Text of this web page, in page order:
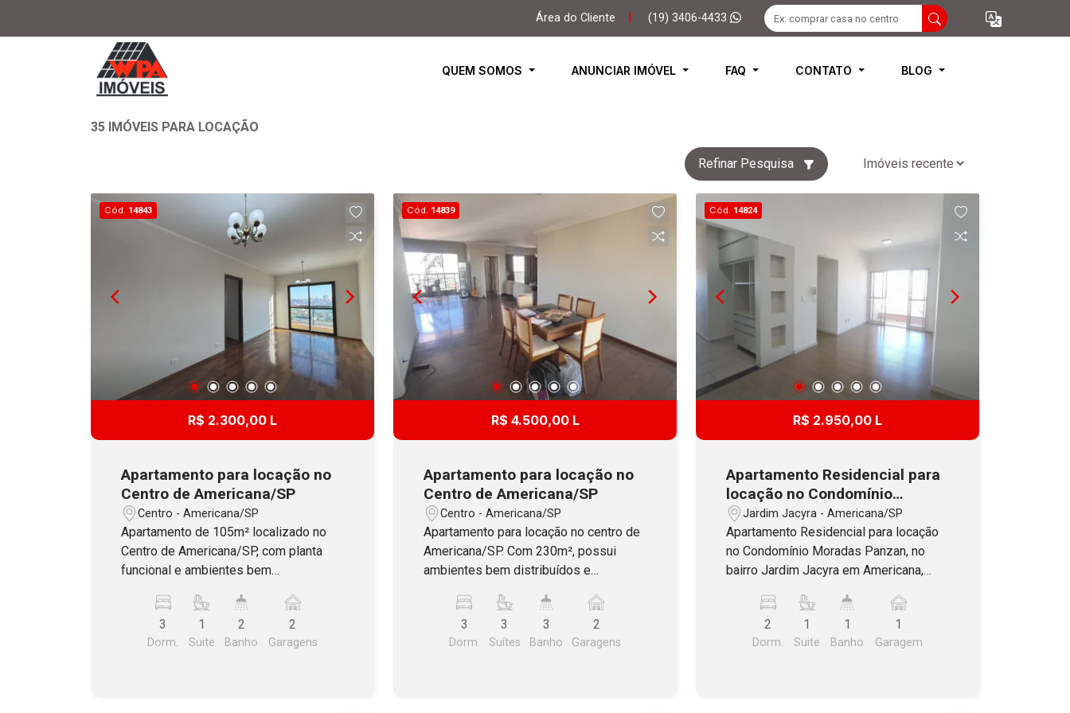
Área do Cliente (19) 3406-4433
QUEM SOMOS ANUNCIAR IMÓVEL FAQ CONTATO BLOG
35 IMÓVEIS PARA LOCAÇÃO
Refinar Pesquisa
Cód. 14843
R$ 2.300,00 L
Apartamento para locação no
Centro de Americana/SP
Centro - Americana/SP
Apartamento de 105m² localizado no
Centro de Americana/SP, com planta
funcional e ambientes bem
dormitórios, sendo 1 suíte, sala para 2
ambientes e armários planejados na
cozinha, área de serviço, dormitórios e
3
Dorm.
1
Suite
2
Banho
2
Garagens
Cód. 14839
R$ 4.500,00 L
Apartamento para locação no
Centro de Americana/SP
Centro - Americana/SP
Apartamento para locação no centro de
Americana/SP. Com 230m², possui
ambientes bem distribuídos e
espaços. Conta com 3 suítes, 1 lavabo,
sala de estar e jantar, cozinha,
despensa, área de serviço e dormitório
3
Dorm.
3
Suítes
3
Banho
2
Garagens
Cód. 14824
R$ 2.950,00 L
Apartamento Residencial para
locação no Condomínio
Moradas Panzan, no bairro
Jardim Jacyra em Americana,
SP
Jardim Jacyra - Americana/SP
Apartamento Residencial para locação
no Condomínio Moradas Panzan, no
bairro Jardim Jacyra em Americana,
armários planejados, sendo 01 suíte,
armários no corredor, banheiro social
com blindex e gabinete, sala de jantar e
2
Dorm.
1
Suite
1
Banho
1
Garagem